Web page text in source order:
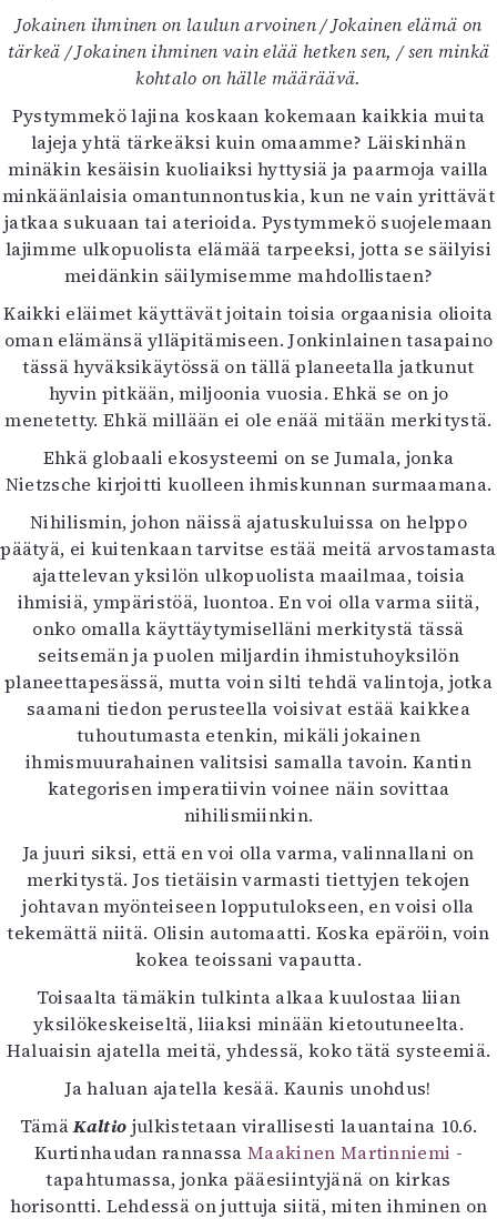
Jokainen ihminen on laulun arvoinen / Jokainen elämä on
tärkeä / Jokainen ihminen vain elää hetken sen, / sen minkä
kohtalo on hälle määräävä.
Pystymmekö lajina koskaan kokemaan kaikkia muita
lajeja yhtä tärkeäksi kuin omaamme? Läiskinhän
minäkin kesäisin kuoliaiksi hyttysiä ja paarmoja vailla
minkäänlaisia omantunnontuskia, kun ne vain yrittävät
jatkaa sukuaan tai aterioida. Pystymmekö suojelemaan
lajimme ulkopuolista elämää tarpeeksi, jotta se säilyisi
meidänkin säilymisemme mahdollistaen?
Kaikki eläimet käyttävät joitain toisia orgaanisia olioita
oman elämänsä ylläpitämiseen. Jonkinlainen tasapaino
tässä hyväksikäytössä on tällä planeetalla jatkunut
hyvin pitkään, miljoonia vuosia. Ehkä se on jo
menetetty. Ehkä millään ei ole enää mitään merkitystä.
Ehkä globaali ekosysteemi on se Jumala, jonka
Nietzsche kirjoitti kuolleen ihmiskunnan surmaamana.
Nihilismin, johon näissä ajatuskuluissa on helppo
päätyä, ei kuitenkaan tarvitse estää meitä arvostamasta
ajattelevan yksilön ulkopuolista maailmaa, toisia
ihmisiä, ympäristöä, luontoa. En voi olla varma siitä,
onko omalla käyttäytymiselläni merkitystä tässä
seitsemän ja puolen miljardin ihmistuhoyksilön
planeettapesässä, mutta voin silti tehdä valintoja, jotka
saamani tiedon perusteella voisivat estää kaikkea
tuhoutumasta etenkin, mikäli jokainen
ihmismuurahainen valitsisi samalla tavoin. Kantin
kategorisen imperatiivin voinee näin sovittaa
nihilismiinkin.
Ja juuri siksi, että en voi olla varma, valinnallani on
merkitystä. Jos tietäisin varmasti tiettyjen tekojen
johtavan myönteiseen lopputulokseen, en voisi olla
tekemättä niitä. Olisin automaatti. Koska epäröin, voin
kokea teoissani vapautta.
Toisaalta tämäkin tulkinta alkaa kuulostaa liian
yksilökeskeiseltä, liiaksi minään kietoutuneelta.
Haluaisin ajatella meitä, yhdessä, koko tätä systeemiä.
Ja haluan ajatella kesää. Kaunis unohdus!
TämäKaltio julkistetaan virallisesti lauantaina 10.6.
Kurtinhaudan rannassa Maakinen Martinniemi -
tapahtumassa, jonka pääesiintyjänä on kirkas
horisontti. Lehdessä on juttuja siitä, miten ihminen on